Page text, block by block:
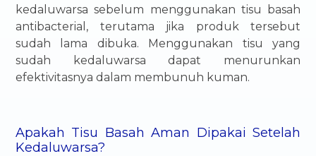
kedaluwarsa sebelum menggunakan tisu basah
antibacterial, terutama jika produk tersebut
sudah lama dibuka. Menggunakan tisu yang
sudah kedaluwarsa dapat menurunkan
efektivitasnya dalam membunuh kuman.
Apakah Tisu Basah Aman Dipakai Setelah
Kedaluwarsa?